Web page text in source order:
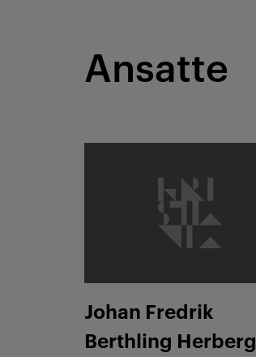
Ansatte
Johan Fredrik
Berthling Herberg